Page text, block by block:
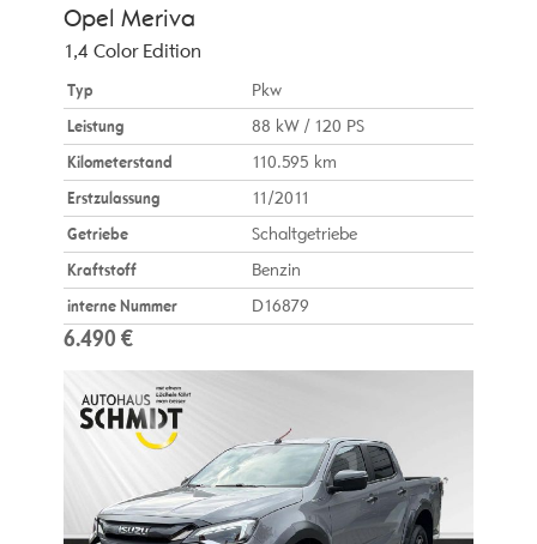
Opel Meriva
1,4 Color Edition
Typ
Pkw
Leistung
88 kW / 120 PS
Kilometerstand
110.595 km
Erstzulassung
11/2011
Getriebe
Schaltgetriebe
Kraftstoff
Benzin
interne Nummer
D16879
6.490 €